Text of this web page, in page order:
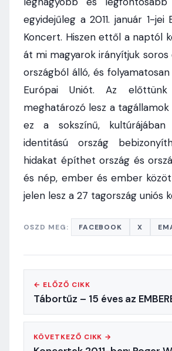
egyidejűleg a 2011. január 1-jei
Koncert. Hiszen ettől a naptól
át mi magyarok irányítjuk soros
országból álló, és
Európai Uniót. Az
meghatározó lesz a
ez a sokszínű,
identitású ország
hidakat építhet ország és
és nép, ember és ember
jelen lesz a 27 tagország uniós
OSZD MEG: FACEBOOK X
← ELŐZŐ CIKK
Tábortűz – 15 éves az
KÖVETKEZŐ CIKK →